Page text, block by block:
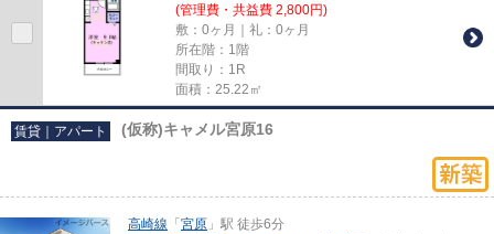
(管理費・共益費 2,800円)
敷：0ヶ月｜礼：0ヶ月
所在階：1階
間取り：1R
面積：25.22㎡
賃貸｜アパート (仮称)キャメル宮原16
高崎線 「 宮原 」駅 徒歩6分